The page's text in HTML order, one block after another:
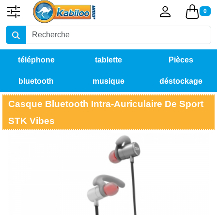
0
téléphone tablette Pièces
détachées
bluetooth musique déstockage
Casque Bluetooth Intra-Auriculaire De Sport
STK Vibes